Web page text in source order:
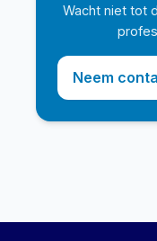
Wacht niet tot
Neem